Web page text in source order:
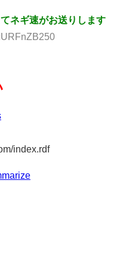
ネギ速がお送りします
index.rdf